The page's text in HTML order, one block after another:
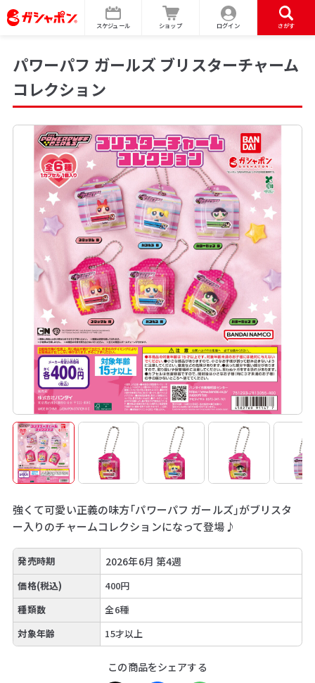
スケジュール ショップ ログイン さがす
パワーパフ ガールズ ブリスターチャーム
コレクション
強くて可愛い正義の味方「パワーパフ ガールズ」がブリスタ
ー入りのチャームコレクションになって登場♪
発売時期 2026年6月 第4週
価格(税込)
400円
種類数
全6種
対象年齢
15才以上
この商品をシェアする